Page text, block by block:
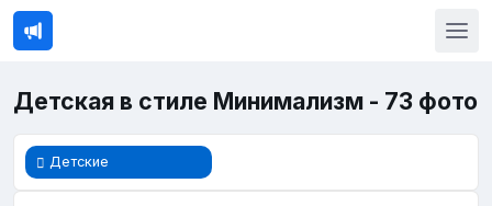
Детская в стиле Минимализм - 73 фото
Детские